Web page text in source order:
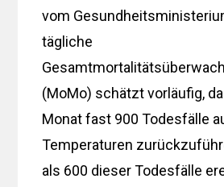
vom
tägliche
(MoMo) schätzt vorläufig,
Monat fast 900 Todesfälle
Temperaturen
als 600 dieser Todesfälle